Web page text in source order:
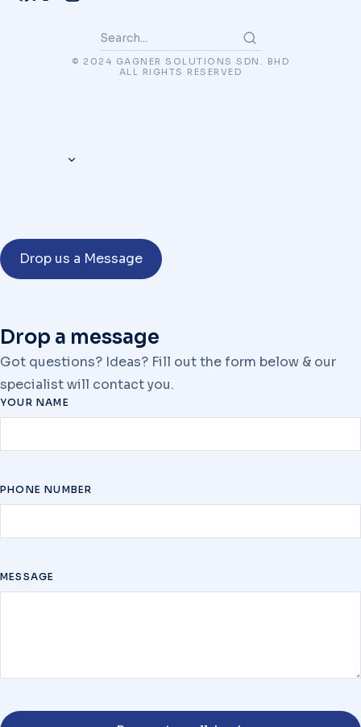
© 2024 GAGNER SOLUTIONS SDN. BHD
ALL RIGHTS RESERVED
Drop us a Message
Drop a message
Got questions? Ideas? Fill out the form below & our
specialist will contact you.
YOUR NAME
PHONE NUMBER
MESSAGE